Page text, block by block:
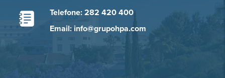
Telefone: 282 420 400
Email: info@grupohpa.com